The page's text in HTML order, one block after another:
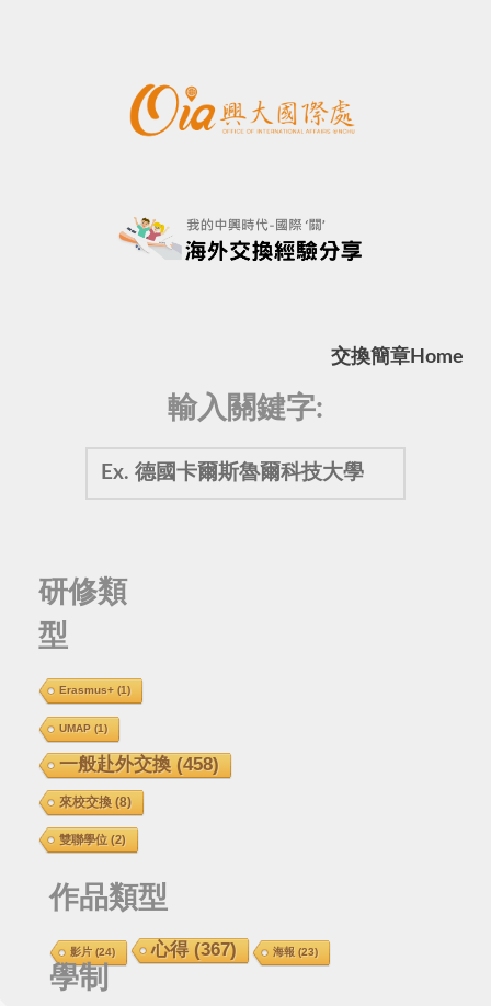
交換簡章 Home
輸入關鍵字:
研修類
型
Erasmus+(1)
UMAP (1)
一般赴外交換(458)
來校交換(8)
雙聯學位 (2)
作品類型
影片(24) 心得(367) 海報 (23)
學制